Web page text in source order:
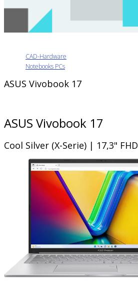
CAD-Hardware
Notebooks PCs
ASUS Vivobook 17
ASUS Vivobook 17
Cool Silver (X-Serie) | 17,3" FHD